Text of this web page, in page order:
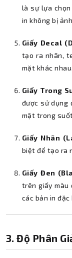
là sự lựa
in không bị
Giấy Decal
tạo ra nhãn,
mặt khác nhau.
Giấy Trong
được sử dụng
mặt trong
Giấy Nhãn
biệt để tạo ra
Giấy Đen
trên giấy màu
các bản in
3. Độ Phân